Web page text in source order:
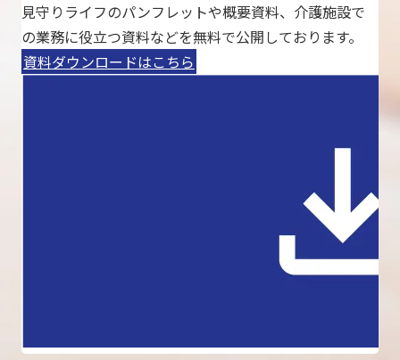
見守りライフのパンフレットや概要資料、介護施設で
の業務に役立つ資料などを無料で公開しております。
資料ダウンロードはこちら